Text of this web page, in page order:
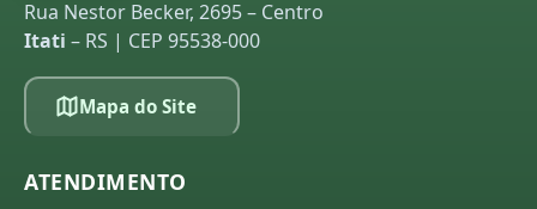
Rua Nestor Becker, 2695 – Centro
Itati – RS | CEP 95538-000
Mapa do Site
ATENDIMENTO